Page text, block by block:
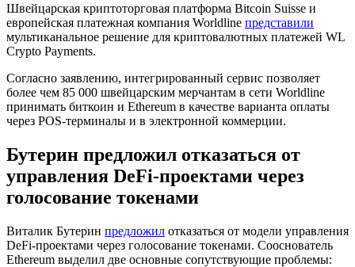
Швейцарская криптоторговая платформа Bitcoin Suisse и
европейская платежная компания Worldline представили
мультиканальное решение для криптовалютных платежей WL
Crypto Payments.
Согласно заявлению, интегрированный сервис позволяет
более чем 85 000 швейцарским мерчантам в сети Worldline
принимать биткоин и Ethereum в качестве варианта оплаты
через POS-терминалы и в электронной коммерции.
Бутерин предложил отказаться от
управления DeFi-проектами через
голосование токенами
Виталик Бутерин предложил отказаться от модели управления
DeFi-проектами через голосование токенами. Сооснователь
Ethereum выделил две основные сопутствующие проблемы: